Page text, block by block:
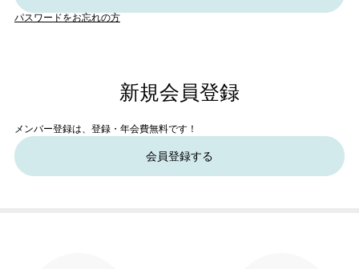
パスワードをお忘れの方
新規会員登録
メンバー登録は、登録・年会費無料です！
会員登録する